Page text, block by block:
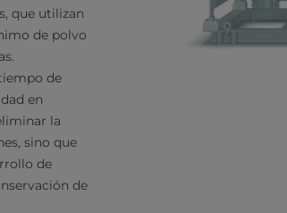
que utilizan
de polvo
de
en
la
sino que
de
de